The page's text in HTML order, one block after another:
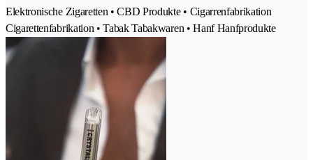
Elektronische Zigaretten • CBD Produkte • Cigarrenfabrikation
Cigarettenfabrikation • Tabak Tabakwaren • Hanf Hanfprodukte